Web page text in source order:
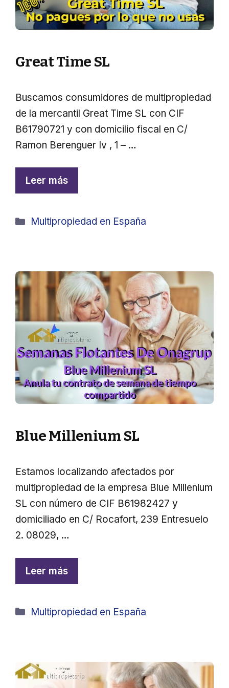
Great Time SL
Buscamos consumidores de multipropiedad
de la mercantil Great Time SL con CIF
B61790721 y con domicilio fiscal en C/
Ramon Berenguer Iv , 1 – …
Leer más
Categorías
Multipropiedad en España
Blue Millenium SL
Estamos localizando afectados por
multipropiedad de la empresa Blue Millenium
SL con número de CIF B61982427 y
domiciliado en C/ Rocafort, 239 Entresuelo
2. 08029, …
Leer más
Categorías
Multipropiedad en España